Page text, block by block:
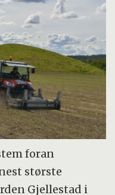
foran
største
Gjellestad i